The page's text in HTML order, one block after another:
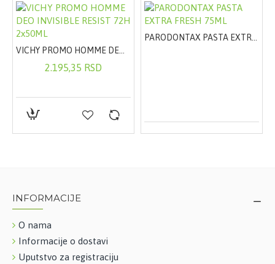
2.195,35 RSD
PARODONTAX PASTA EXTRA FRESH 75ML
INFORMACIJE
O nama
Informacije o dostavi
Uputstvo za registraciju